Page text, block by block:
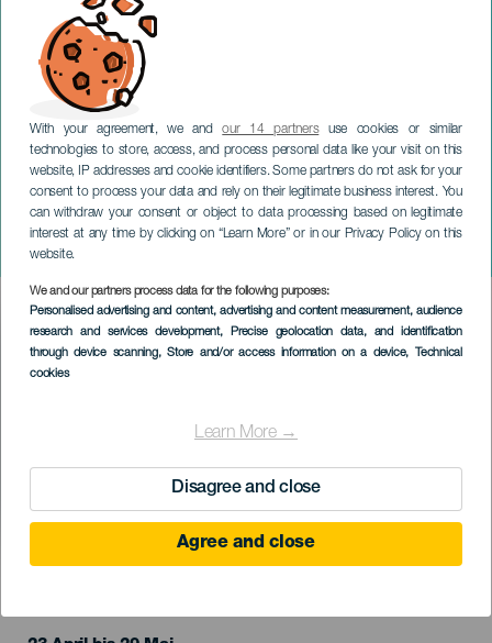
With your agreement, we andour 14 partnersuse cookies or similar
technologies to store, access, and process personal data like your visit on this
website, IP addresses and cookie identifiers. Some partners do not ask for your
consent to process your data and rely on their legitimate business interest. You
can withdraw your consent or object to data processing based on legitimate
interest at any time by clicking on “Learn More” or in our Privacy Policy on this
website.
We and our partners process data for the following purposes:
Personalised advertising and content, advertising and content measurement, audience
research and services development, Precise geolocation data, and identification
through device scanning, Store and/or access information on a device, Technical
cookies
Learn More →
Disagree and close
Agree and close
La condición Humana II
Imagen
Listado